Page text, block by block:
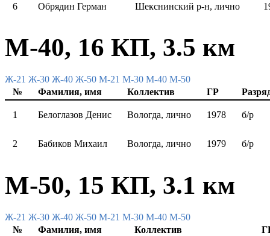
6 Обрядин Герман Шекснинский р-н, лично
М-40, 16 КП, 3.5 км
Ж-21 Ж-30 Ж-40 Ж-50 М-21 М-30 М-40 М-50
№
Фамилия, имя Коллектив ГР
1 Белоглазов Денис Вологда, лично 1978 б/р
2 Бабиков Михаил Вологда, лично 1979 б/р
М-50, 15 КП, 3.1 км
Ж-21 Ж-30 Ж-40 Ж-50 М-21 М-30 М-40 М-50
№
Фамилия, имя Коллектив